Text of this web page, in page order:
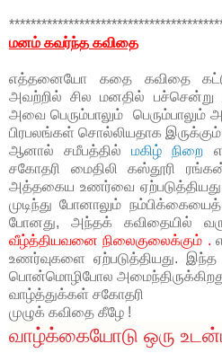
மனம் கவர்ந்த கவிதை
எத்தனையோ கதை கவிதை
அவற்றில் சில மனதில் பச்சென்று
அவை பெரும்பாலும்
பிரபலங்கள் சொல்லியதாக
ஆனால் சமீபத்தில்மகிழ் நிறை
சகோதரி மைதிலி கஸ்தூரி
அத்தகைய உணர்வை
முடிந்து போனாலும்
போனது, அந்தக் கவிதையில்
வீழ்த்தியவனை நிலைகுலைக்கும் .
உணர்வுகளை ஏற்படுத்தியது.
பொன்மொழிபோல
வாழ்த்துக்கள் சகோதரி
முழுக் கவிதை கீழே !
வாழ்க்கையோடு ஒரு